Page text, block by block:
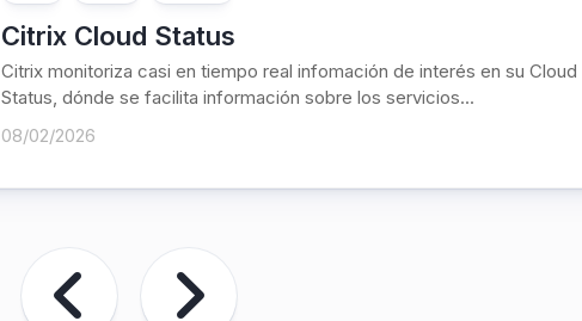
Citrix Cloud Status
Citrix monitoriza casi en tiempo real infomación de interés en su Cloud
Status, dónde se facilita información sobre los servicios...
08/02/2026